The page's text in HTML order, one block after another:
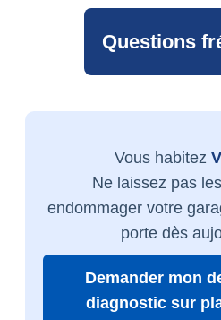
Questions
Vous habitez
Ne laissez pas
endommager votre
porte dès
Demander mon
diagnostic sur